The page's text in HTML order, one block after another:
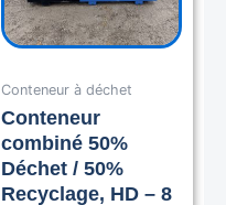
Conteneur à déchet
Conteneur
combiné 50%
Déchet / 50%
Recyclage, HD – 8